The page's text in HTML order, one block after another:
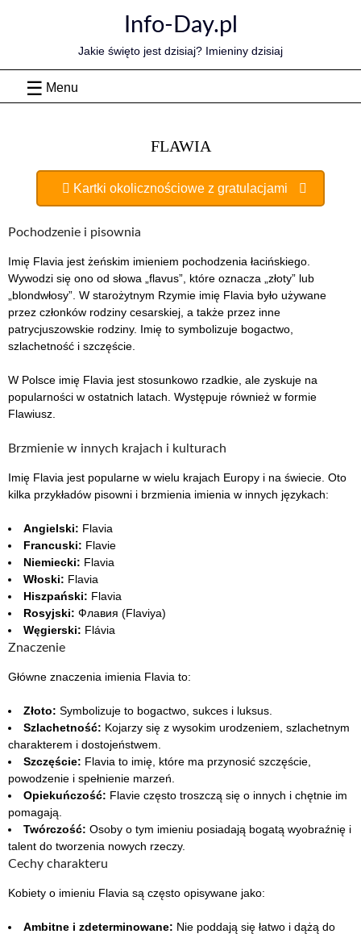
Info-Day.pl
Jakie święto jest dzisiaj? Imieniny dzisiaj
Menu
FLAWIA
Kartki okolicznościowe z gratulacjami
Pochodzenie i pisownia
Imię Flavia jest żeńskim imieniem pochodzenia łacińskiego.
Wywodzi się ono od słowa „flavus”, które oznacza „złoty” lub
„blondwłosy”. W starożytnym Rzymie imię Flavia było używane
przez członków rodziny cesarskiej, a także przez inne
patrycjuszowskie rodziny. Imię to symbolizuje bogactwo,
szlachetność i szczęście.
W Polsce imię Flavia jest stosunkowo rzadkie, ale zyskuje na
popularności w ostatnich latach. Występuje również w formie
Flawiusz.
Brzmienie w innych krajach i kulturach
Imię Flavia jest popularne w wielu krajach Europy i na świecie. Oto
kilka przykładów pisowni i brzmienia imienia w innych językach:
Angielski: Flavia
Francuski: Flavie
Niemiecki: Flavia
Włoski: Flavia
Hiszpański: Flavia
Rosyjski: Флавия (Flaviya)
Węgierski: Flávia
Znaczenie
Główne znaczenia imienia Flavia to:
Złoto: Symbolizuje to bogactwo, sukces i luksus.
Szlachetność: Kojarzy się z wysokim urodzeniem, szlachetnym
charakterem i dostojeństwem.
Szczęście: Flavia to imię, które ma przynosić szczęście,
powodzenie i spełnienie marzeń.
Opiekuńczość: Flavie często troszczą się o innych i chętnie im
pomagają.
Twórczość: Osoby o tym imieniu posiadają bogatą wyobraźnię i
talent do tworzenia nowych rzeczy.
Cechy charakteru
Kobiety o imieniu Flavia są często opisywane jako:
Ambitne i zdeterminowane: Nie poddają się łatwo i dążą do